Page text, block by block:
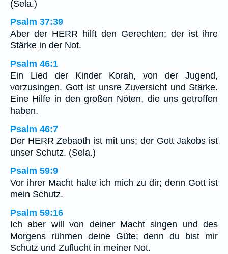
(Sela.)
Psalm 37:39
Aber der HERR hilft den Gerechten; der ist ihre
Stärke in der Not.
Psalm 46:1
Ein Lied der Kinder Korah, von der Jugend,
vorzusingen. Gott ist unsre Zuversicht und Stärke.
Eine Hilfe in den großen Nöten, die uns getroffen
haben.
Psalm 46:7
Der HERR Zebaoth ist mit uns; der Gott Jakobs ist
unser Schutz. (Sela.)
Psalm 59:9
Vor ihrer Macht halte ich mich zu dir; denn Gott ist
mein Schutz.
Psalm 59:16
Ich aber will von deiner Macht singen und des
Morgens rühmen deine Güte; denn du bist mir
Schutz und Zuflucht in meiner Not.